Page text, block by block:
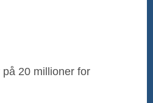
20 millioner for